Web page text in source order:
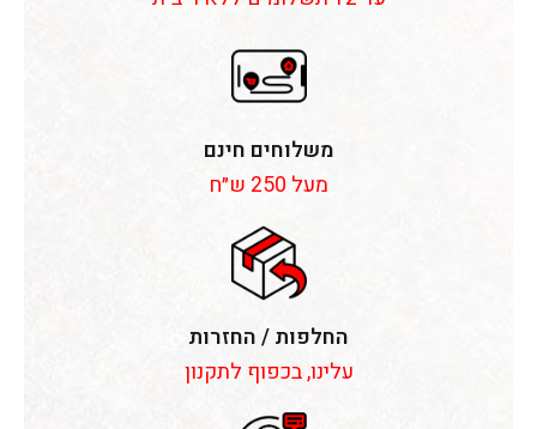
משלוחים חינם
מעל 250 ש״ח
החלפות / החזרות
עלינו, בכפוף לתקנון